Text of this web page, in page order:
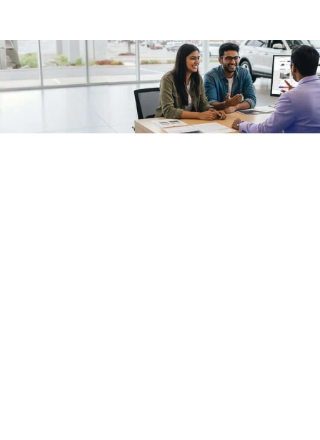
/fragments/plp-details